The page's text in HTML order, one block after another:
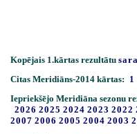
Kopējais 1.kārtas rezultātu
Citas Meridiāns-2014 kārtas: 1
Iepriekšējo Meridiāna sezonu
2026 2025 2024 2023 2022
2007 2006 2005 2004 2003